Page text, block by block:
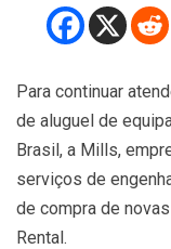
Para continuar
de aluguel de
Brasil, a Mills,
serviços de
de compra de
Rental.